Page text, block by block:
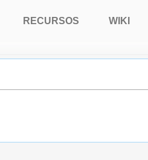
RECURSOS WIKI